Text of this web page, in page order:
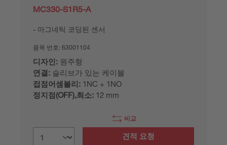
MC330-S1R5-A
마그네틱 코딩된 센서
품목 번호: 63001104
디자인: 원주형
연결: 슬리브가 있는 케이블
접점어셈블리: 1NC + 1NO
정지점(OFF),최소: 12 mm
비교
견적 요청